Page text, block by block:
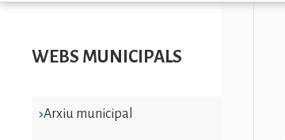
WEBS MUNICIPALS
Arxiu municipal